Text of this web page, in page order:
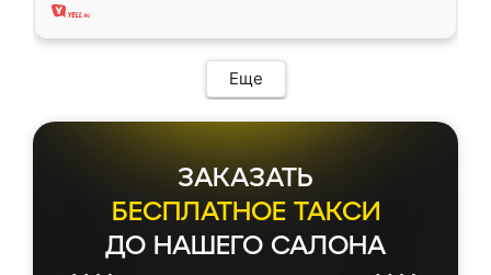
Еще
ЗАКАЗАТЬ
БЕСПЛАТНОЕ ТАКСИ
ДО НАШЕГО САЛОНА